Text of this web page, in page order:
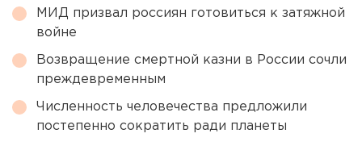
МИД призвал россиян готовиться к затяжной
войне
Возвращение смертной казни в России сочли
преждевременным
Численность человечества предложили
постепенно сократить ради планеты